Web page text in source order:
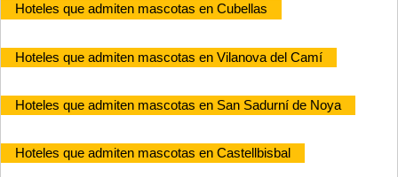
Hoteles que admiten mascotas en Cubellas
Hoteles que admiten mascotas en Vilanova del Camí
Hoteles que admiten mascotas en San Sadurní de Noya
Hoteles que admiten mascotas en Castellbisbal